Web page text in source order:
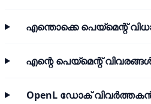
എന്തൊക്കെ പെയ്മെന്റ്
എന്റെ പെയ്മെന്റ്
OpenL ഡോക്